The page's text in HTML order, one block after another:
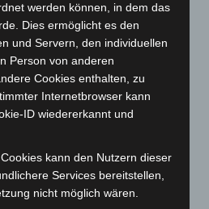
werden können, in dem das
Dies ermöglicht es den
und Servern, den individuellen
Person von anderen
Cookies enthalten, zu
Internetbrowser kann
ID wiedererkannt und
kann den Nutzern dieser
Services bereitstellen,
nicht möglich wären.